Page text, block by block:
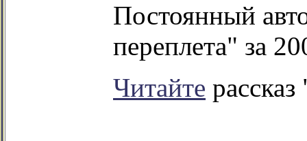
Постоянный
переплета" за
Читайте